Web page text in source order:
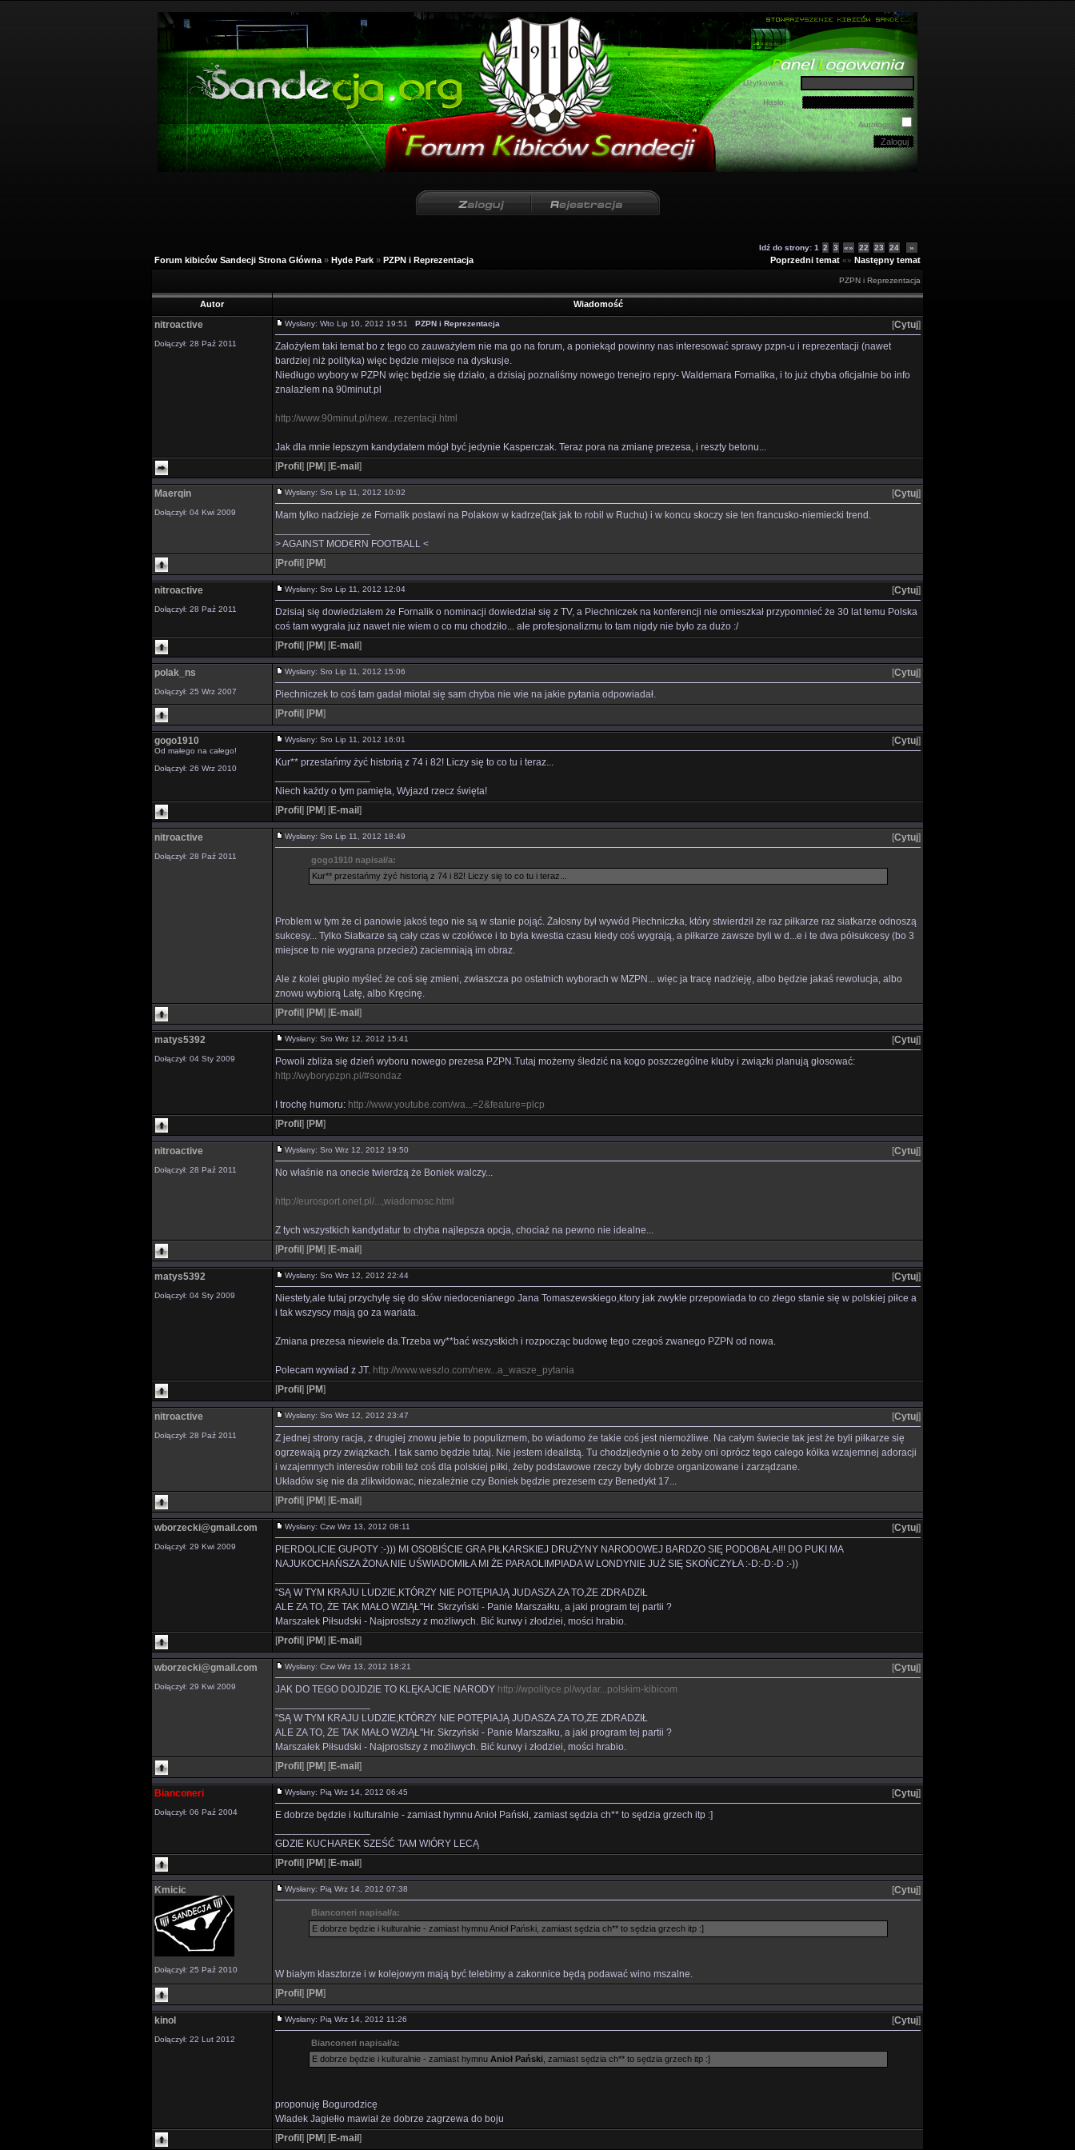
Użytkownik:
Hasło:
Autologin:
Forum kibiców Sandecji Strona Główna » Hyde Park » PZPN i Reprezentacja
Idź do strony: 1 2 3 «» 22 23 24 »
Poprzedni temat «» Następny temat
PZPN i Reprezentacja
Autor Wiadomość
nitroactive
Dołączył: 28 Paź 2011
Wysłany: Wto Lip 10, 2012 19:51 PZPN i Reprezentacja [Cytuj]
Założyłem taki temat bo z tego co zauważyłem nie ma go na forum, a poniekąd powinny nas interesować sprawy pzpn-u i reprezentacji (nawet
bardziej niż polityka) więc będzie miejsce na dyskusje.
Niedługo wybory w PZPN więc będzie się działo, a dzisiaj poznaliśmy nowego trenejro repry- Waldemara Fornalika, i to już chyba oficjalnie bo info
znalazłem na 90minut.pl
http://www.90minut.pl/new...rezentacji.html
Jak dla mnie lepszym kandydatem mógł być jedynie Kasperczak. Teraz pora na zmianę prezesa, i reszty betonu...
[Profil ] [PM] [E-mail ]
Maerqin
Dołączył: 04 Kwi 2009
Wysłany: Sro Lip 11, 2012 10:02 [Cytuj]
Mam tylko nadzieje ze Fornalik postawi na Polakow w kadrze(tak jak to robil w Ruchu) i w koncu skoczy sie ten francusko-niemiecki trend.
> AGAINST MOD€RN FOOTBALL <
[Profil ] [PM]
nitroactive
Dołączył: 28 Paź 2011
Wysłany: Sro Lip 11, 2012 12:04 [Cytuj]
Dzisiaj się dowiedziałem że Fornalik o nominacji dowiedział się z TV, a Piechniczek na konferencji nie omieszkał przypomnieć że 30 lat temu Polska
coś tam wygrała już nawet nie wiem o co mu chodziło... ale profesjonalizmu to tam nigdy nie było za dużo :/
[Profil ] [PM] [E-mail ]
polak_ns
Dołączył: 25 Wrz 2007
Wysłany: Sro Lip 11, 2012 15:06 [Cytuj]
Piechniczek to coś tam gadał miotał się sam chyba nie wie na jakie pytania odpowiadał.
[Profil ] [PM]
gogo1910
Od małego na całego!
Dołączył: 26 Wrz 2010
Wysłany: Sro Lip 11, 2012 16:01 [Cytuj]
Kur** przestańmy żyć historią z 74 i 82! Liczy się to co tu i teraz...
Niech każdy o tym pamięta, Wyjazd rzecz święta!
[Profil ] [PM] [E-mail ]
nitroactive
Dołączył: 28 Paź 2011
Wysłany: Sro Lip 11, 2012 18:49 [Cytuj]
gogo1910 napisał/a:
Kur** przestańmy żyć historią z 74 i 82! Liczy się to co tu i teraz...
Problem w tym że ci panowie jakoś tego nie są w stanie pojąć. Żałosny był wywód Piechniczka, który stwierdził że raz piłkarze raz siatkarze odnoszą
sukcesy... Tylko Siatkarze są cały czas w czołówce i to była kwestia czasu kiedy coś wygrają, a piłkarze zawsze byli w d...e i te dwa półsukcesy (bo 3
miejsce to nie wygrana przecież) zaciemniają im obraz.
Ale z kolei głupio myśleć że coś się zmieni, zwłaszcza po ostatnich wyborach w MZPN... więc ja tracę nadzieję, albo będzie jakaś rewolucja, albo
znowu wybiorą Latę, albo Kręcinę.
[Profil ] [PM] [E-mail ]
matys5392
Dołączył: 04 Sty 2009
Wysłany: Sro Wrz 12, 2012 15:41 [Cytuj]
Powoli zbliża się dzień wyboru nowego prezesa PZPN.Tutaj możemy śledzić na kogo poszczególne kluby i związki planują głosować:
http://wyborypzpn.pl/#sondaz
I trochę humoru: http://www.youtube.com/wa...=2&feature=plcp
[Profil ] [PM]
nitroactive
Dołączył: 28 Paź 2011
Wysłany: Sro Wrz 12, 2012 19:50 [Cytuj]
No właśnie na onecie twierdzą że Boniek walczy...
http://eurosport.onet.pl/...,wiadomosc.html
Z tych wszystkich kandydatur to chyba najlepsza opcja, chociaż na pewno nie idealne...
[Profil ] [PM] [E-mail ]
matys5392
Dołączył: 04 Sty 2009
Wysłany: Sro Wrz 12, 2012 22:44 [Cytuj]
Niestety,ale tutaj przychylę się do słów niedocenianego Jana Tomaszewskiego,ktory jak zwykle przepowiada to co złego stanie się w polskiej piłce a
i tak wszyscy mają go za wariata.
Zmiana prezesa niewiele da.Trzeba wy**bać wszystkich i rozpocząc budowę tego czegoś zwanego PZPN od nowa.
Polecam wywiad z JT. http://www.weszlo.com/new...a_wasze_pytania
[Profil ] [PM]
nitroactive
Dołączył: 28 Paź 2011
Wysłany: Sro Wrz 12, 2012 23:47 [Cytuj]
Z jednej strony racja, z drugiej znowu jebie to populizmem, bo wiadomo że takie coś jest niemożliwe. Na całym świecie tak jest że byli piłkarze się
ogrzewają przy związkach. I tak samo będzie tutaj. Nie jestem idealistą. Tu chodzijedynie o to żeby oni oprócz tego całego kólka wzajemnej adoracji
i wzajemnych interesów robili też coś dla polskiej piłki, żeby podstawowe rzeczy były dobrze organizowane i zarządzane.
Układów się nie da zlikwidowac, niezależnie czy Boniek będzie prezesem czy Benedykt 17...
[Profil ] [PM] [E-mail ]
wborzecki@gmail.com
Dołączył: 29 Kwi 2009
Wysłany: Czw Wrz 13, 2012 08:11 [Cytuj]
PIERDOLICIE GUPOTY :-))) MI OSOBIŚCIE GRA PIŁKARSKIEJ DRUŻYNY NARODOWEJ BARDZO SIĘ PODOBAŁA!!! DO PUKI MA
NAJUKOCHAŃSZA ŻONA NIE UŚWIADOMIŁA MI ŻE PARAOLIMPIADA W LONDYNIE JUŻ SIĘ SKOŃCZYŁA :-D:-D:-D :-))
"SĄ W TYM KRAJU LUDZIE,KTÓRZY NIE POTĘPIAJĄ JUDASZA ZA TO,ŻE ZDRADZIŁ
ALE ZA TO, ŻE TAK MAŁO WZIĄŁ"Hr. Skrzyński - Panie Marszałku, a jaki program tej partii ?
Marszałek Piłsudski - Najprostszy z możliwych. Bić kurwy i złodziei, mości hrabio.
[Profil ] [PM] [E-mail ]
wborzecki@gmail.com
Dołączył: 29 Kwi 2009
Wysłany: Czw Wrz 13, 2012 18:21 [Cytuj]
JAK DO TEGO DOJDZIE TO KLĘKAJCIE NARODY http://wpolityce.pl/wydar...polskim-kibicom
"SĄ W TYM KRAJU LUDZIE,KTÓRZY NIE POTĘPIAJĄ JUDASZA ZA TO,ŻE ZDRADZIŁ
ALE ZA TO, ŻE TAK MAŁO WZIĄŁ"Hr. Skrzyński - Panie Marszałku, a jaki program tej partii ?
Marszałek Piłsudski - Najprostszy z możliwych. Bić kurwy i złodziei, mości hrabio.
[Profil ] [PM] [E-mail ]
Bianconeri
Dołączył: 06 Paź 2004
Wysłany: Pią Wrz 14, 2012 06:45 [Cytuj]
E dobrze będzie i kulturalnie - zamiast hymnu Anioł Pański, zamiast sędzia ch** to sędzia grzech itp :]
GDZIE KUCHAREK SZEŚĆ TAM WIÓRY LECĄ
[Profil ] [PM] [E-mail ]
Kmicic
Dołączył: 25 Paź 2010
Wysłany: Pią Wrz 14, 2012 07:38 [Cytuj]
Bianconeri napisał/a:
E dobrze będzie i kulturalnie - zamiast hymnu Anioł Pański, zamiast sędzia ch** to sędzia grzech itp :]
W białym klasztorze i w kolejowym mają być telebimy a zakonnice będą podawać wino mszalne.
[Profil ] [PM]
kinol
Dołączył: 22 Lut 2012
Wysłany: Pią Wrz 14, 2012 11:26 [Cytuj]
Bianconeri napisał/a:
E dobrze będzie i kulturalnie - zamiast hymnu Anioł Pański, zamiast sędzia ch** to sędzia grzech itp :]
proponuję Bogurodzicę
Władek Jagiełło mawiał że dobrze zagrzewa do boju
[Profil ] [PM] [E-mail ]